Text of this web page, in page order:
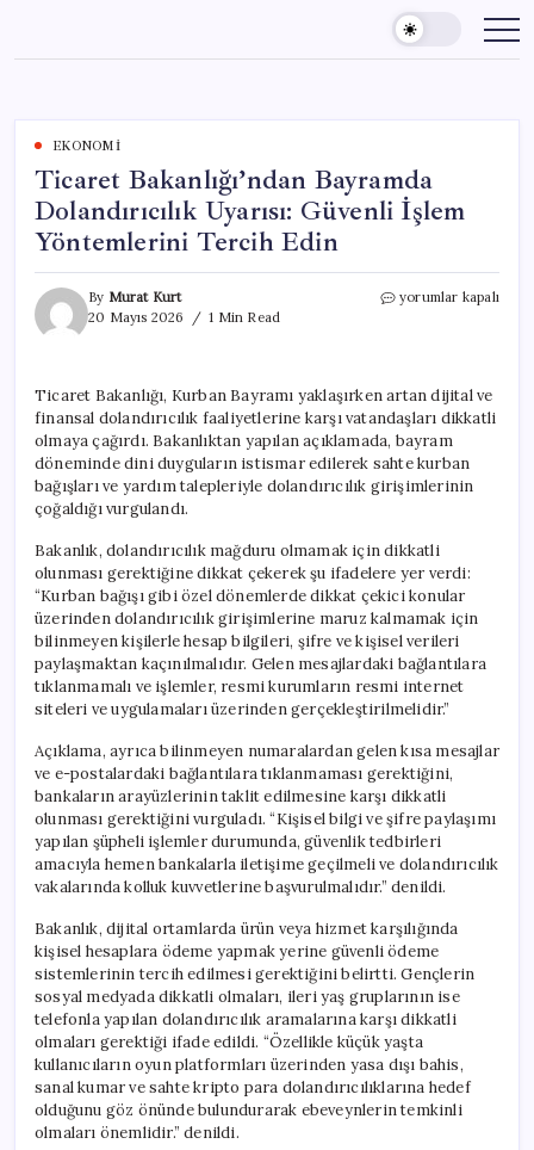
content
EKONOMI
Ticaret Bakanlığı’ndan Bayramda
Dolandırıcılık Uyarısı: Güvenli İşlem
Yöntemlerini Tercih Edin
By Murat Kurt
20 Mayıs 2026
1 Min Read
Ticaret
Güvenli
İşlem
Yöntemlerini
Tercih
Edin
için
yorumlar kapalı
Ticaret Bakanlığı, Kurban Bayramı yaklaşırken artan dijital ve
finansal dolandırıcılık faaliyetlerine karşı vatandaşları dikkatli
olmaya çağırdı. Bakanlıktan yapılan açıklamada, bayram
döneminde dini duyguların istismar edilerek sahte kurban
bağışları ve yardım talepleriyle dolandırıcılık girişimlerinin
çoğaldığı vurgulandı.
Bakanlık, dolandırıcılık mağduru olmamak için dikkatli
olunması gerektiğine dikkat çekerek şu ifadelere yer verdi:
“Kurban bağışı gibi özel dönemlerde dikkat çekici konular
üzerinden dolandırıcılık girişimlerine maruz kalmamak için
bilinmeyen kişilerle hesap bilgileri, şifre ve kişisel verileri
paylaşmaktan kaçınılmalıdır. Gelen mesajlardaki bağlantılara
tıklanmamalı ve işlemler, resmi kurumların resmi internet
siteleri ve uygulamaları üzerinden gerçekleştirilmelidir.”
Açıklama, ayrıca bilinmeyen numaralardan gelen kısa mesajlar
ve e-postalardaki bağlantılara tıklanmaması gerektiğini,
bankaların arayüzlerinin taklit edilmesine karşı dikkatli
olunması gerektiğini vurguladı. “Kişisel bilgi ve şifre paylaşımı
yapılan şüpheli işlemler durumunda, güvenlik tedbirleri
amacıyla hemen bankalarla iletişime geçilmeli ve dolandırıcılık
vakalarında kolluk kuvvetlerine başvurulmalıdır.” denildi.
Bakanlık, dijital ortamlarda ürün veya hizmet karşılığında
kişisel hesaplara ödeme yapmak yerine güvenli ödeme
sistemlerinin tercih edilmesi gerektiğini belirtti. Gençlerin
sosyal medyada dikkatli olmaları, ileri yaş gruplarının ise
telefonla yapılan dolandırıcılık aramalarına karşı dikkatli
olmaları gerektiği ifade edildi. “Özellikle küçük yaşta
kullanıcıların oyun platformları üzerinden yasa dışı bahis,
sanal kumar ve sahte kripto para dolandırıcılıklarına hedef
olduğunu göz önünde bulundurarak ebeveynlerin temkinli
olmaları önemlidir.” denildi.